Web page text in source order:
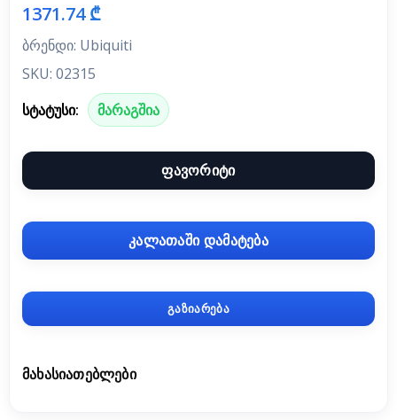
1371.74 ₾
ბრენდი: Ubiquiti
SKU: 02315
სტატუსი:
მარაგშია
ფავორიტი
კალათაში დამატება
გაზიარება
ᲛᲐᲮᲐᲡᲘᲐᲗᲔᲑᲚᲔᲑᲘ